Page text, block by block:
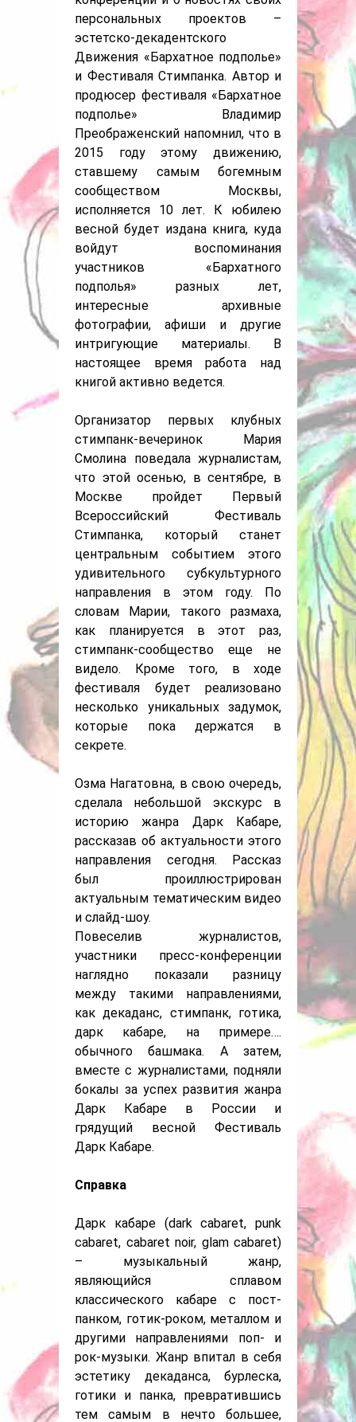
персональных проектов –
эстетско-декадентского
Движения «Бархатное подполье»
и Фестиваля Стимпанка. Автор и
продюсер фестиваля «Бархатное
подполье» Владимир
Преображенский напомнил, что в
2015 году этому движению,
ставшему самым богемным
сообществом Москвы,
исполняется 10 лет. К юбилею
весной будет издана книга, куда
войдут воспоминания
участников «Бархатного
подполья» разных лет,
интересные архивные
фотографии, афиши и другие
интригующие материалы. В
настоящее время работа над
книгой активно ведется.
Организатор первых клубных
стимпанк-вечеринок Мария
Смолина поведала журналистам,
что этой осенью, в сентябре, в
Москве пройдет Первый
Всероссийский Фестиваль
Стимпанка, который станет
центральным событием этого
удивительного субкультурного
направления в этом году. По
словам Марии, такого размаха,
как планируется в этот раз,
стимпанк-сообщество еще не
видело. Кроме того, в ходе
фестиваля будет реализовано
несколько уникальных задумок,
которые пока держатся в
секрете.
Озма Нагатовна, в свою очередь,
сделала небольшой экскурс в
историю жанра Дарк Кабаре,
рассказав об актуальности этого
направления сегодня. Рассказ
был проиллюстрирован
актуальным тематическим видео
и слайд-шоу.
Повеселив журналистов,
участники пресс-конференции
наглядно показали разницу
между такими направлениями,
как декаданс, стимпанк, готика,
дарк кабаре, на примере….
обычного башмака. А затем,
вместе с журналистами, подняли
бокалы за успех развития жанра
Дарк Кабаре в России и
грядущий весной Фестиваль
Дарк Кабаре.
Справка
Дарк кабаре (dark cabaret, punk
cabaret, cabaret noir, glam cabaret)
– музыкальный жанр,
являющийся сплавом
классического кабаре с пост-
панком, готик-роком, металлом и
другими направлениями поп- и
рок-музыки. Жанр впитал в себя
эстетику декаданса, бурлеска,
готики и панка, превратившись
тем самым в нечто большее,